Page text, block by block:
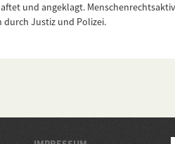
und angeklagt.
durch Justiz und Polizei.